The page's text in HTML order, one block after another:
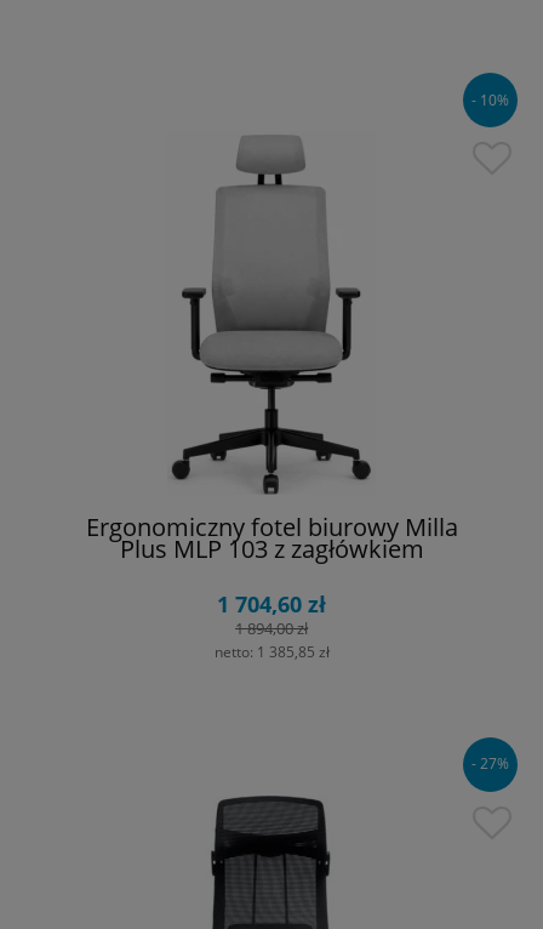
Ergonomiczny fotel biurowy Milla
Plus MLP 103 z zagłówkiem
1 704,60 zł
1 894,00 zł
netto: 1 385,85 zł
- 10%
- 27%